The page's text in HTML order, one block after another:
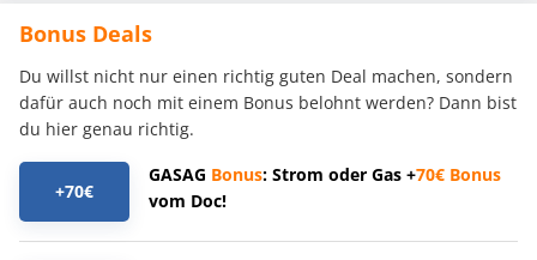
Bonus Deals
Du willst nicht nur einen richtig guten Deal machen, sondern
dafür auch noch mit einem Bonus belohnt werden? Dann bist
du hier genau richtig.
+70€
GASAG Bonus: Strom oder Gas +70€ Bonus
vom Doc!